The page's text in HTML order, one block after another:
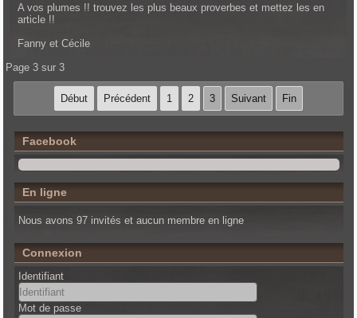
A vos plumes !! trouvez les plus beaux proverbes et mettez les en
article !!
Fanny et Cécile
Page 3 sur 3
Début Précédent 1 2 3 Suivant Fin
Facebook
En ligne
Nous avons 97 invités et aucun membre en ligne
Connexion
Identifiant
Mot de passe